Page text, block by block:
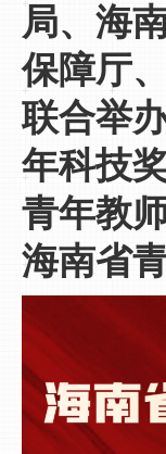
局、海
保障厅
联合举
年科技
青年教
海南省